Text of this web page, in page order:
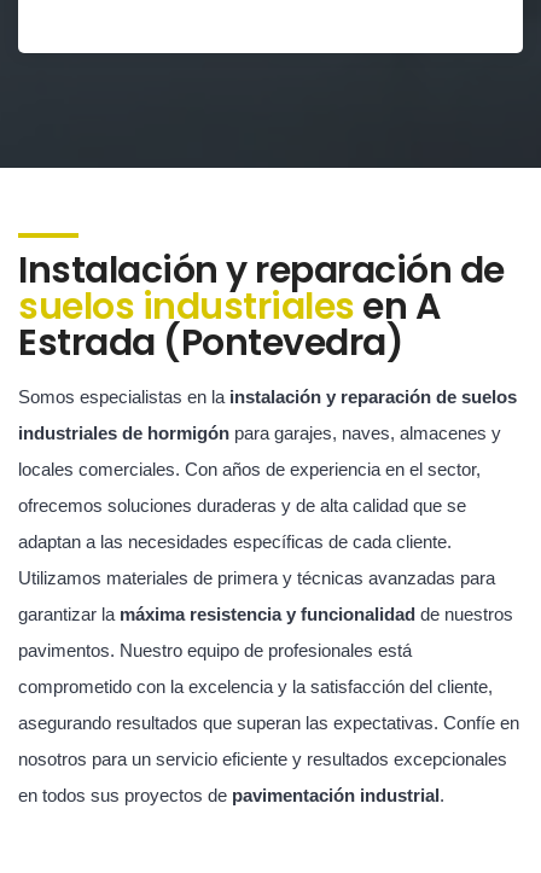
Instalación y reparación de
suelos industrialesen A
Estrada (Pontevedra)
Somos especialistas en la instalación y reparación de suelos
industriales de hormigón para garajes, naves, almacenes y
locales comerciales. Con años de experiencia en el sector,
ofrecemos soluciones duraderas y de alta calidad que se
adaptan a las necesidades específicas de cada cliente.
Utilizamos materiales de primera y técnicas avanzadas para
garantizar la máxima resistencia y funcionalidad de nuestros
pavimentos. Nuestro equipo de profesionales está
comprometido con la excelencia y la satisfacción del cliente,
asegurando resultados que superan las expectativas. Confíe en
nosotros para un servicio eficiente y resultados excepcionales
en todos sus proyectos de pavimentación industrial.